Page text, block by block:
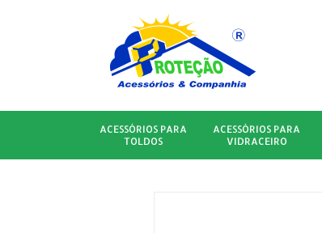
ACESSÓRIOS PARA
TOLDOS
ACESSÓRIOS PARA
VIDRACEIRO